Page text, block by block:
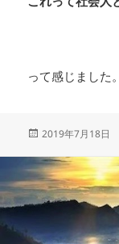
って感じました
投
日:
2019年7月18日